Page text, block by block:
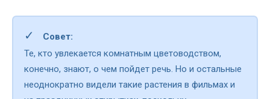
✓
Совет:
Те, кто увлекается комнатным цветоводством,
конечно, знают, о чем пойдет речь. Но и остальные
неоднократно видели такие растения в фильмах и